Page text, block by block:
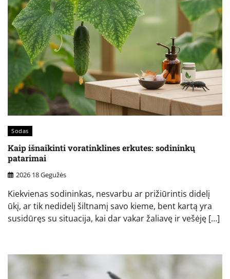
Sodas
Kaip išnaikinti voratinklines erkutes: sodininkų
patarimai
2026 18 Gegužės
Kiekvienas sodininkas, nesvarbu ar prižiūrintis didelį
ūkį, ar tik nedidelį šiltnamį savo kieme, bent kartą yra
susidūręs su situacija, kai dar vakar žaliavę ir vešėję […]